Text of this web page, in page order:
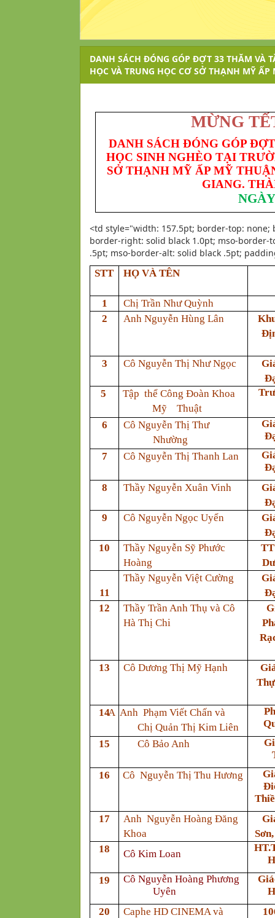
DANH SÁCH ĐÓNG GÓP ĐỢT 33 THĂM VÀ
HỌC VÀ TRUNG HỌC CƠ SỞ THẠNH MỸ
MỪNG
DANH SÁCH ĐÓNG GÓP
HỌC SINH NGHÈO TẠI
SỞ THẠNH MỸ ẤP MỸ
GIANG.
<td style="width: 157.5pt; border-top:
border-right: solid black 1.0pt; mso-
.5pt; mso-border-alt: solid black .5pt;
STT
HỌ VÀ TÊN
1
Chị Trần Như Quỳnh
2
Anh Nguyễn Hùng Lân
3 Cô Nguyễn Thị Như Ngọc
5
Tập thể Công Đoàn Khoa
Mỹ Thuật
6
Cô Nguyễn Thị Thư
Nhường
7
Cô Nguyễn Thị Thanh Lan
8
Thầy Nguyễn Xuân Vinh
9
Cô Nguyễn Ngọc Uyển
10
Thầy Nguyễn Sỹ Phước
Hoàng
11
Thầy Nguyễn Việt Cường
12
Thầy Trần Anh Thụ và Cô
Hà Thị Chi
13 Cô Dương Thị Mỹ Hạnh
14A Anh Phạm Viết Chấn và
Chị Quản Thị Kim Liên
15Cô Bảo Anh
16
Cô Nguyễn Thị Thu Hương
17
Anh Nguyễn Hoàng Đăng
Khoa
18
Cô Kim Loan
19
Cô Nguyễn Hoàng Phương
Uyên
20
Caphe HD CINEMA và